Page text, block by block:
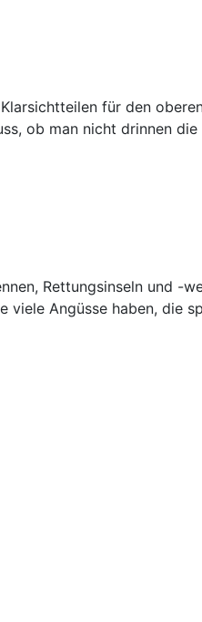
für den
ob man nicht drinnen
Rettungsinseln und -
viele Angüsse haben, die